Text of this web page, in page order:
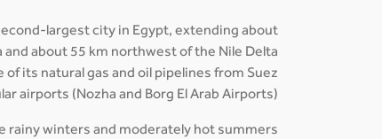
largest city in Egypt, extending about
about 55 km northwest of the Nile Delta.
its natural gas and oil pipelines from Suez.
airports (Nozha and Borg El Arab Airports).
winters and moderately hot summers.